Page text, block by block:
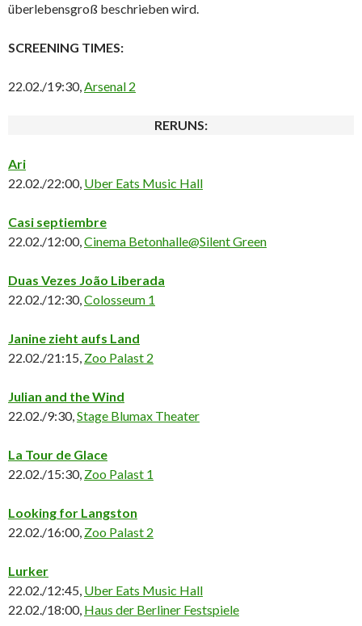
überlebensgroß beschrieben wird.
SCREENING TIMES:
22.02./19:30,Arsenal 2
RERUNS:
Ari
22.02./22:00, Uber Eats Music Hall
Casi septiembre
22.02./12:00,Cinema Betonhalle@Silent Green
Duas Vezes João Liberada
22.02./12:30,Colosseum 1
Janine zieht aufs Land
22.02./21:15, Zoo Palast 2
Julian and the Wind
22.02./9:30,Stage Blumax Theater
La Tour de Glace
22.02./15:30, Zoo Palast 1
Looking for Langston
22.02./16:00, Zoo Palast 2
Lurker
22.02./12:45, Uber Eats Music Hall
22.02./18:00, Haus der Berliner Festspiele